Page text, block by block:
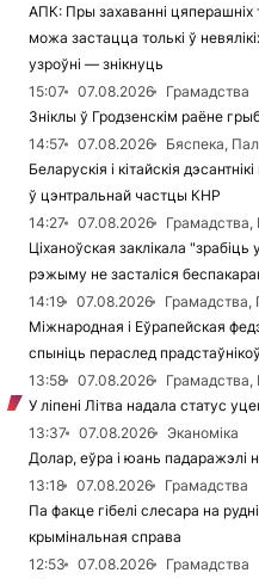
АПК: Пры захаванні
можа застацца толькі ў
узроўні — знікнуць
15:07
07.08.2026
Грамадства
Зніклы ў Гродзенскім раёне
14:57
07.08.2026
Бяспека,
Беларускія і кітайскія
ў цэнтральнай частцы КНР
14:27
07.08.2026
Грамадства,
Ціханоўская заклікала
рэжыму не засталіся
14:19
07.08.2026
Грамадства,
Міжнародная і Еўрапейская
спыніць пераслед
13:58
07.08.2026
Грамадства,
У ліпені Літва надала статус
13:37
07.08.2026
Эканоміка
Долар, еўра і юань падаражэлі
13:18
07.08.2026
Грамадства
Па факце гібелі слесара на
крымінальная справа
12:53
07.08.2026
Грамадства